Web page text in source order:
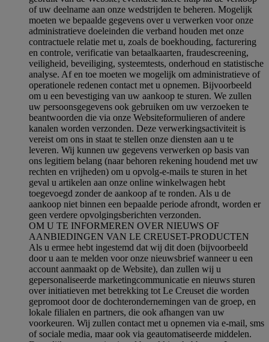
of uw deelname aan onze wedstrijden te beheren. Mogelijk
moeten we bepaalde gegevens over u verwerken voor onze
administratieve doeleinden die verband houden met onze
contractuele relatie met u, zoals de boekhouding, facturering
en controle, verificatie van betaalkaarten, fraudescreening,
veiligheid, beveiliging, systeemtests, onderhoud en statistische
analyse. Af en toe moeten we mogelijk om administratieve of
operationele redenen contact met u opnemen. Bijvoorbeeld
om u een bevestiging van uw aankoop te sturen. We zullen
uw persoonsgegevens ook gebruiken om uw verzoeken te
beantwoorden die via onze Websiteformulieren of andere
kanalen worden verzonden. Deze verwerkingsactiviteit is
vereist om ons in staat te stellen onze diensten aan u te
leveren. Wij kunnen uw gegevens verwerken op basis van
ons legitiem belang (naar behoren rekening houdend met uw
rechten en vrijheden) om u opvolg-e-mails te sturen in het
geval u artikelen aan onze online winkelwagen hebt
toegevoegd zonder de aankoop af te ronden. Als u de
aankoop niet binnen een bepaalde periode afrondt, worden er
geen verdere opvolgingsberichten verzonden.
OM U TE INFORMEREN OVER NIEUWS OF
AANBIEDINGEN VAN LE CREUSET-PRODUCTEN
Als u ermee hebt ingestemd dat wij dit doen (bijvoorbeeld
door u aan te melden voor onze nieuwsbrief wanneer u een
account aanmaakt op de Website), dan zullen wij u
gepersonaliseerde marketingcommunicatie en nieuws sturen
over initiatieven met betrekking tot Le Creuset die worden
gepromoot door de dochterondernemingen van de groep, en
lokale filialen en partners, die ook afhangen van uw
voorkeuren. Wij zullen contact met u opnemen via e-mail, sms
of sociale media, maar ook via geautomatiseerde middelen.